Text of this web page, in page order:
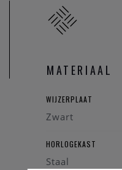
MATERIAAL
WIJZERPLAAT
Zwart
HORLOGEKAST
Staal